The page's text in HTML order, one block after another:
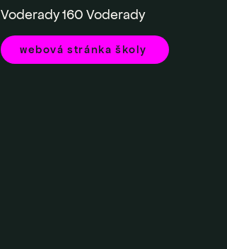
Voderady 160 Voderady
webová stránka školy